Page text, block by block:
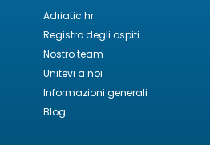
Adriatic.hr
Registro degli ospiti
Nostro team
Unitevi a noi
Informazioni generali
Blog